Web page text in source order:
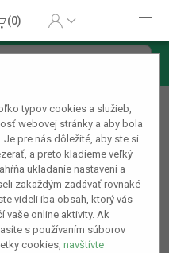
typov cookies a služieb,
webovej stránky a aby bola
pre nás dôležité, aby ste si
a preto kladieme veľký
ukladanie nastavení a
zakaždým zadávať rovnaké
videli iba obsah, ktorý vás
vaše online aktivity. Ak
s používaním súborov
cookies,navštívte
(0)